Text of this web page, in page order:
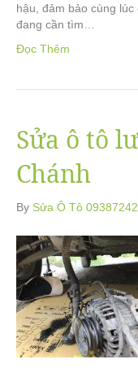
hậu, đảm bảo cùng
đang cần tìm…
Đọc Thêm
Sửa ô tô
Chánh
By Sửa Ô Tô